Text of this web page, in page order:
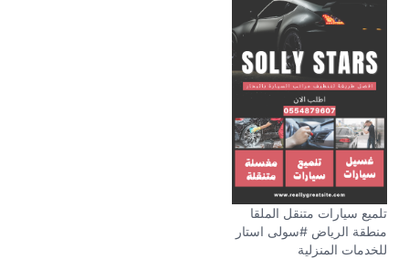
تلميع سيارات متنقل الملقا
منطقة الرياض #سولى استار
للخدمات المنزلية